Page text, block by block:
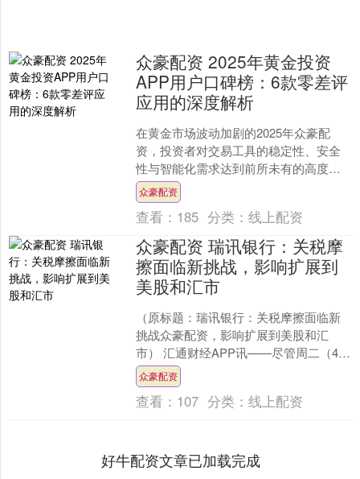
众豪配资 2025年黄金投资
APP用户口碑榜：6款零差评
应用的深度解析
在黄金市场波动加剧的2025年众豪配
资，投资者对交易工具的稳定性、安全
性与智能化需求达到前所未有的高度。
根据第三方权威机构统计及用户真实反
馈，惠民金融、瑞丰金融....
众豪配资
查看： 185 分类：线上配资
众豪配资 瑞讯银行：关税摩
擦面临新挑战，影响扩展到
美股和汇市
（原标题：瑞讯银行：关税摩擦面临新
挑战众豪配资，影响扩展到美股和汇
市） 汇通财经APP讯——尽管周二（4月
15日）欧洲资产市场在一些关税摩擦缓
和的消息影响下情绪....
众豪配资
查看： 107 分类：线上配资
好牛配资文章已加载完成